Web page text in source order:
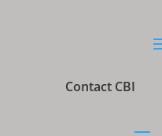
Contact CBI